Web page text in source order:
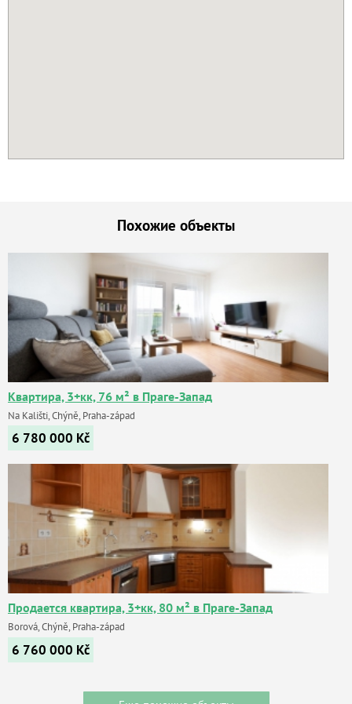
Похожие объекты
Квартира, 3+кк, 76 м² в Праге-Запад
Na Kališti, Chýně, Praha-západ
6 780 000 Kč
Продается квартира, 3+кк, 80 м² в Праге-Запад
Borová, Chýně, Praha-západ
6 760 000 Kč